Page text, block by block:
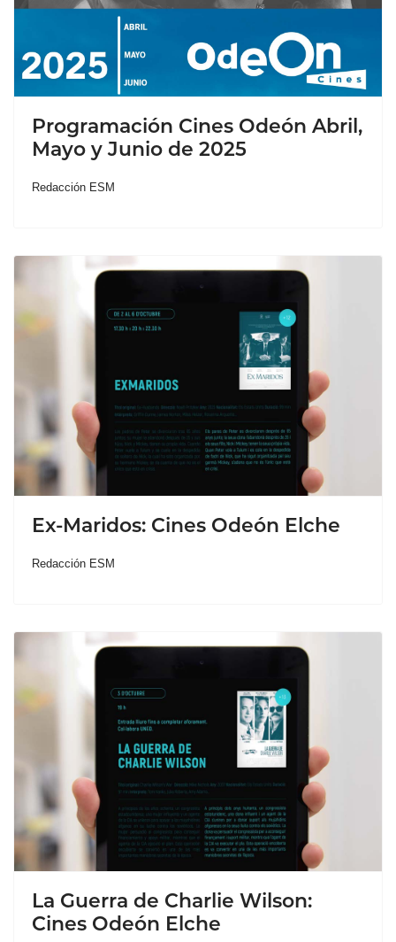
Programación Cines Odeón Abril,
Mayo y Junio de 2025
Redacción ESM
Ex-Maridos: Cines Odeón Elche
Redacción ESM
La Guerra de Charlie Wilson:
Cines Odeón Elche